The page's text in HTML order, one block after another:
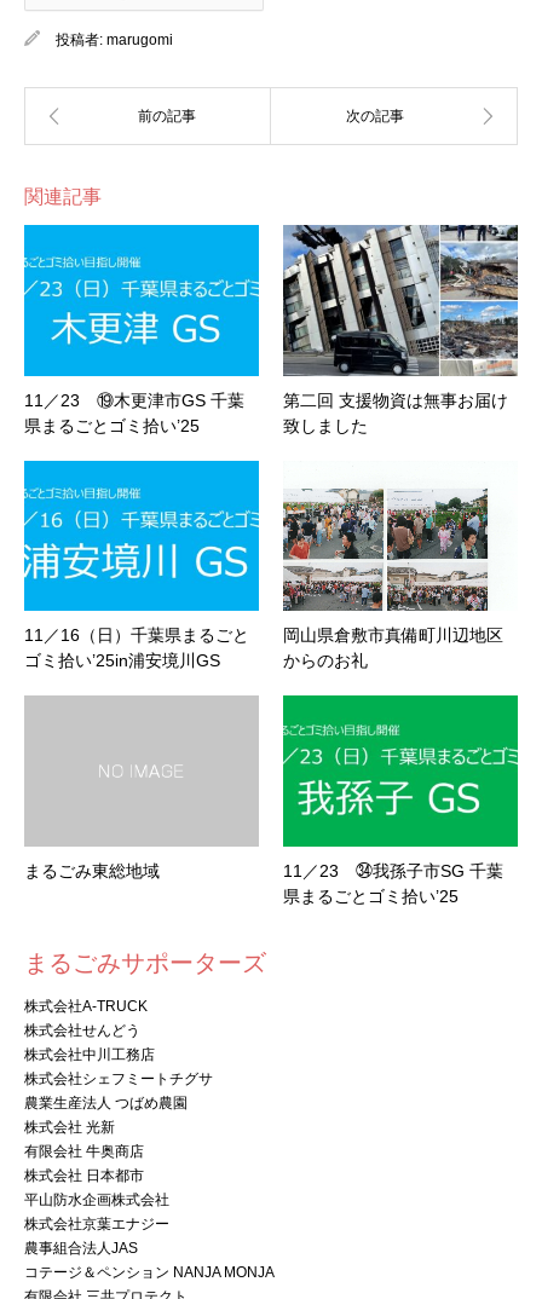
投稿者: marugomi
関連記事
11／23 ⑲木更津市GS 千葉
県まるごとゴミ拾い’25
第二回 支援物資は無事お届け
致しました
11／16（日）千葉県まるごと
ゴミ拾い’25in浦安境川GS
岡山県倉敷市真備町川辺地区
からのお礼
まるごみ東総地域
11／23 ㉞我孫子市SG 千葉
県まるごとゴミ拾い’25
まるごみサポーターズ
株式会社A-TRUCK
株式会社せんどう
株式会社中川工務店
株式会社シェフミートチグサ
農業生産法人 つばめ農園
株式会社 光新
有限会社 牛奥商店
株式会社 日本都市
平山防水企画株式会社
株式会社京葉エナジー
農事組合法人JAS
コテージ＆ペンション NANJA MONJA